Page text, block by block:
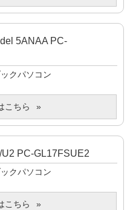
5ANAA PC-
クパソコン
こちら
PC-GL17FSUE2
クパソコン
こちら